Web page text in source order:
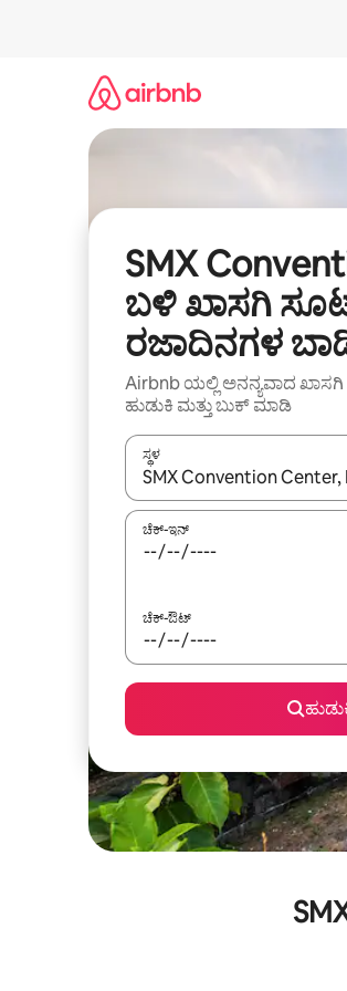
SMX
ಬಳಿ ಖಾಸಗಿ
ರಜಾದಿನಗಳ
Airbnb ಯಲ್ಲಿ ಅನನ್ಯವಾದ ಖಾಸಗಿ
ಹುಡುಕಿ ಮತ್ತು ಬುಕ್ ಮಾಡಿ
ಸ್ಥಳ
ಫಲಿತಾಂಶಗಳು ಲಭ್ಯವಿರುವಾಗ,
ಚೆಕ್-ಇನ್
ಚೆಕ್-ಔಟ್